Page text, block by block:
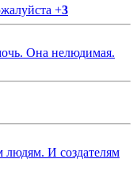
+3
Она нелюдимая.
И создателям